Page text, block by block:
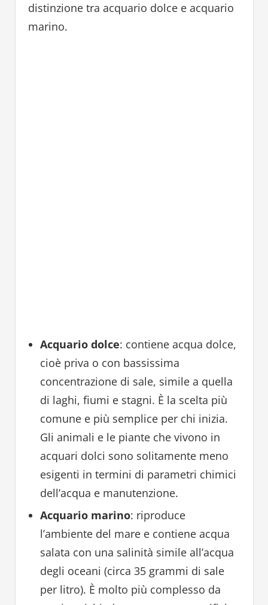
distinzione tra acquario dolce e acquario
marino.
Acquario dolce: contiene acqua dolce,
cioè priva o con bassissima
concentrazione di sale, simile a quella
di laghi, fiumi e stagni. È la scelta più
comune e più semplice per chi inizia.
Gli animali e le piante che vivono in
acquari dolci sono solitamente meno
esigenti in termini di parametri chimici
dell’acqua e manutenzione.
Acquario marino: riproduce
l’ambiente del mare e contiene acqua
salata con una salinità simile all’acqua
degli oceani (circa 35 grammi di sale
per litro). È molto più complesso da